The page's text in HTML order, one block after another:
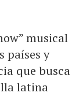
musical
países y
que busca
latina